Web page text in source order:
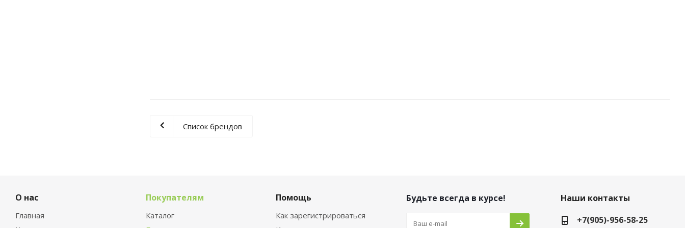
Список брендов
О нас
Главная
Покупателям
Каталог
Помощь
Как зарегистрироваться
Будьте всегда в курсе!
Наши контакты
+7(905)-956-58-25